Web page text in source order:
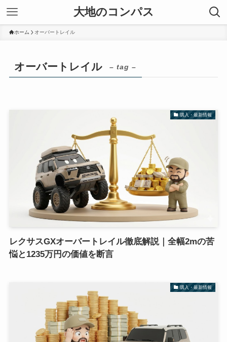
大地のコンパス
ホーム オーバートレイル
オーバートレイル – tag –
購入・最新情報
レクサスGXオーバートレイル徹底解説｜全幅2mの苦
悩と1235万円の価値を断言
購入・最新情報